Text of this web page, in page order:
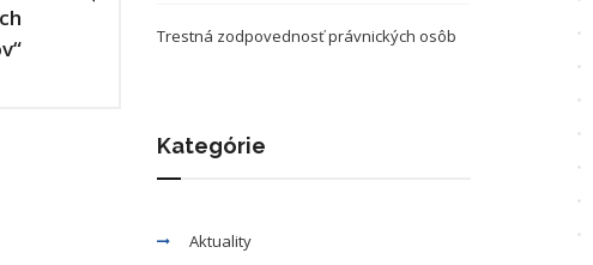
Trestná zodpovednosť právnických osôb
Kategórie
Aktuality